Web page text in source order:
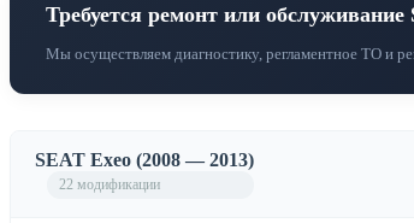
Требуется ремонт или обслуживание
Мы осуществляем диагностику, регламентное ТО и
SEAT Exeo (2008 — 2013)
22 модификации